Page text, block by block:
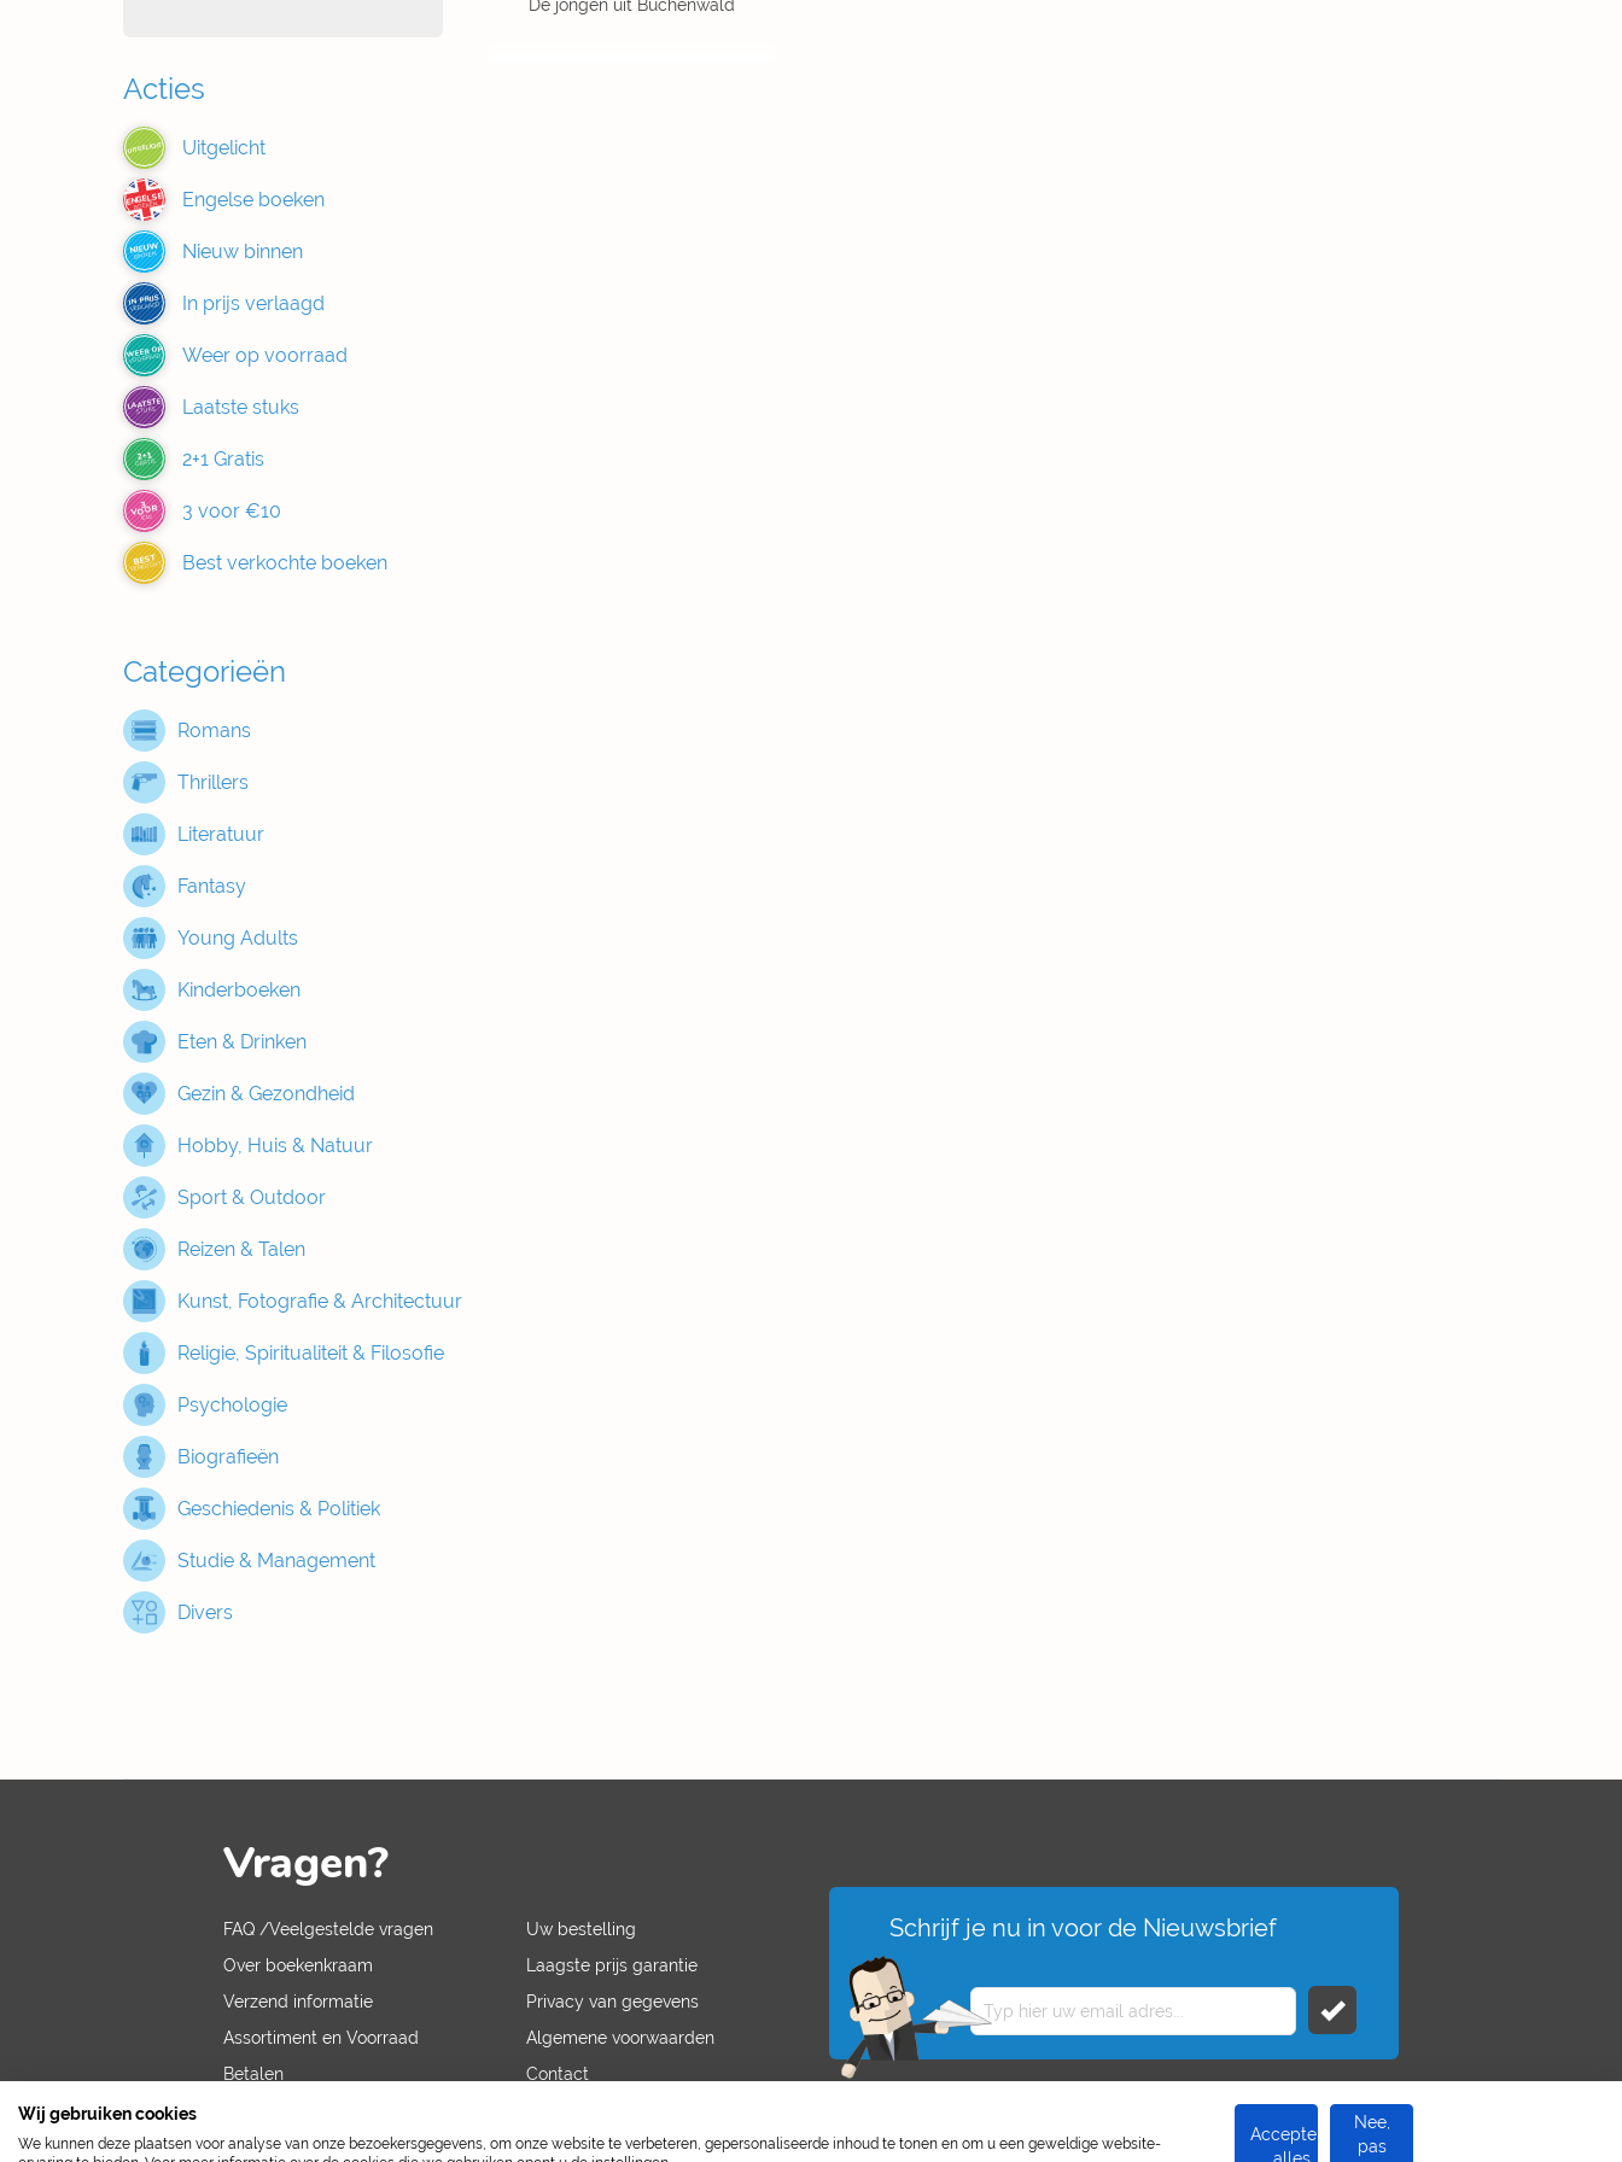
Acties
UITGELICHT Uitgelicht
ENGELSE
BOEKEN Engelse boeken
NIEUW
BINNEN Nieuw binnen
IN PRIJS
VERLAAGD In prijs verlaagd
WEER OP
VOORRAAD Weer op voorraad
LAATSTE
STUKS Laatste stuks
2+1
GRATIS 2+1 Gratis
3
VOOR
€10 3 voor €10
BEST
VERKOCHT Best verkochte boeken
Categorieën
Romans
Thrillers
Literatuur
Fantasy
Young Adults
Kinderboeken
Eten & Drinken
Gezin & Gezondheid
Hobby, Huis & Natuur
Sport & Outdoor
Reizen & Talen
Kunst, Fotografie & Architectuur
Religie, Spiritualiteit & Filosofie
Psychologie
Biografieën
Geschiedenis & Politiek
Studie & Management
Divers
De jongen uit Buchenwald
Vragen?
FAQ /Veelgestelde vragen
Over boekenkraam
Verzend informatie
Assortiment en Voorraad
Betalen
Uw bestelling
Laagste prijs garantie
Privacy van gegevens
Algemene voorwaarden
Contact
Schrijf je nu in voor de Nieuwsbrief
Wij gebruiken cookies
We kunnen deze plaatsen voor analyse van onze bezoekersgegevens, om onze website te verbeteren, gepersonaliseerde inhoud te tonen en om u een geweldige website-
Accepteer
Nee,
pas